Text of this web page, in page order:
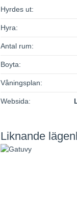
Hyrdes ut:
Hyra:
Antal rum:
Boyta:
Våningsplan:
Websida:
Liknande